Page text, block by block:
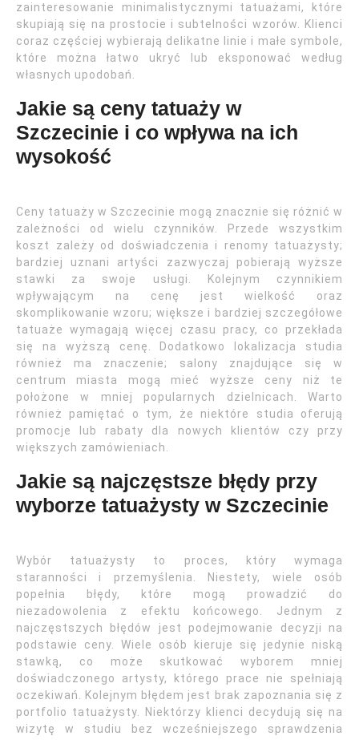
zainteresowanie minimalistycznymi tatuażami, które
skupiają się na prostocie i subtelności wzorów. Klienci
coraz częściej wybierają delikatne linie i małe symbole,
które można łatwo ukryć lub eksponować według
własnych upodobań.
Jakie są ceny tatuaży w
Szczecinie i co wpływa na ich
wysokość
Ceny tatuaży w Szczecinie mogą znacznie się różnić w
zależności od wielu czynników. Przede wszystkim
koszt zależy od doświadczenia i renomy tatuażysty;
bardziej uznani artyści zazwyczaj pobierają wyższe
stawki za swoje usługi. Kolejnym czynnikiem
wpływającym na cenę jest wielkość oraz
skomplikowanie wzoru; większe i bardziej szczegółowe
tatuaże wymagają więcej czasu pracy, co przekłada
się na wyższą cenę. Dodatkowo lokalizacja studia
również ma znaczenie; salony znajdujące się w
centrum miasta mogą mieć wyższe ceny niż te
położone w mniej popularnych dzielnicach. Warto
również pamiętać o tym, że niektóre studia oferują
promocje lub rabaty dla nowych klientów czy przy
większych zamówieniach.
Jakie są najczęstsze błędy przy
wyborze tatuażysty w Szczecinie
Wybór tatuażysty to proces, który wymaga
staranności i przemyślenia. Niestety, wiele osób
popełnia błędy, które mogą prowadzić do
niezadowolenia z efektu końcowego. Jednym z
najczęstszych błędów jest podejmowanie decyzji na
podstawie ceny. Wiele osób kieruje się jedynie niską
stawką, co może skutkować wyborem mniej
doświadczonego artysty, którego prace nie spełniają
oczekiwań. Kolejnym błędem jest brak zapoznania się z
portfolio tatuażysty. Niektórzy klienci decydują się na
wizytę w studiu bez wcześniejszego sprawdzenia